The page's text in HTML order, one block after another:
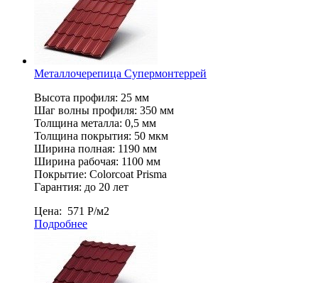
Металлочерепица Супермонтеррей
Высота профиля: 25 мм
Шаг волны профиля: 350 мм
Толщина металла: 0,5 мм
Толщина покрытия: 50 мкм
Ширина полная: 1190 мм
Ширина рабочая: 1100 мм
Покрытие: Colorcoat Prisma
Гарантия: до 20 лет
Цена: 571 Р/м2
Подробнее